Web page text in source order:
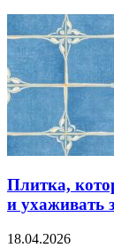
Плитка,
и ухаживать
18.04.2026